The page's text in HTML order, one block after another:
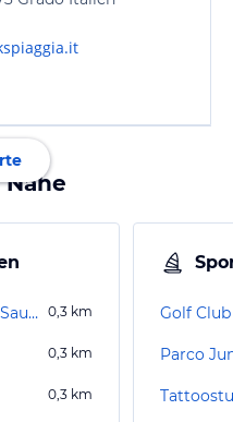
Strandpromenade Nazario Sauro 0,3 km
0,3 km
0,3 km
Golf
Parco